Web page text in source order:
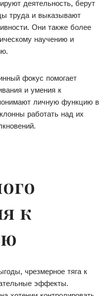
деятельность, берут
труда и выказывают
Они также более
научению и
фокус помогает
и умения к
личную функцию в
работать над их
к
чрезмерное тяга к
эффекты.